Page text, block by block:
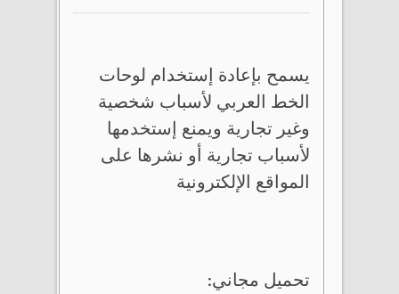
يسمح بإعادة إستخدام لوحات
الخط العربي لأسباب شخصية
وغير تجارية ويمنع إستخدمها
لأسباب تجارية أو نشرها على
المواقع الإلكترونية
تحميل مجاني: